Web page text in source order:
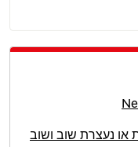
או נעצרת שוב ושוב